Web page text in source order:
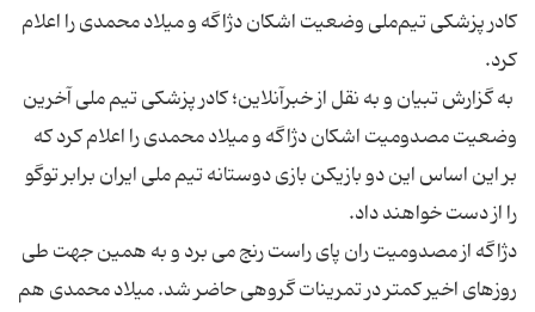
کادر پزشکی تیم‌ملی وضعیت اشکان دژاگه و میلاد محمدی را اعلام
کرد.
به گزارش تبیان و به نقل از خبرآنلاین؛ کادر پزشکی تیم ملی آخرین
وضعیت مصدومیت اشکان دژاگه و میلاد محمدی را اعلام کرد که
بر این اساس این دو بازیکن بازی دوستانه تیم ملی ایران برابر توگو
را از دست خواهند داد.
دژاگه از مصدومیت ران پای راست رنج می برد و به همین جهت طی
روزهای اخیر کمتر در تمرینات گروهی حاضر شد. میلاد محمدی هم